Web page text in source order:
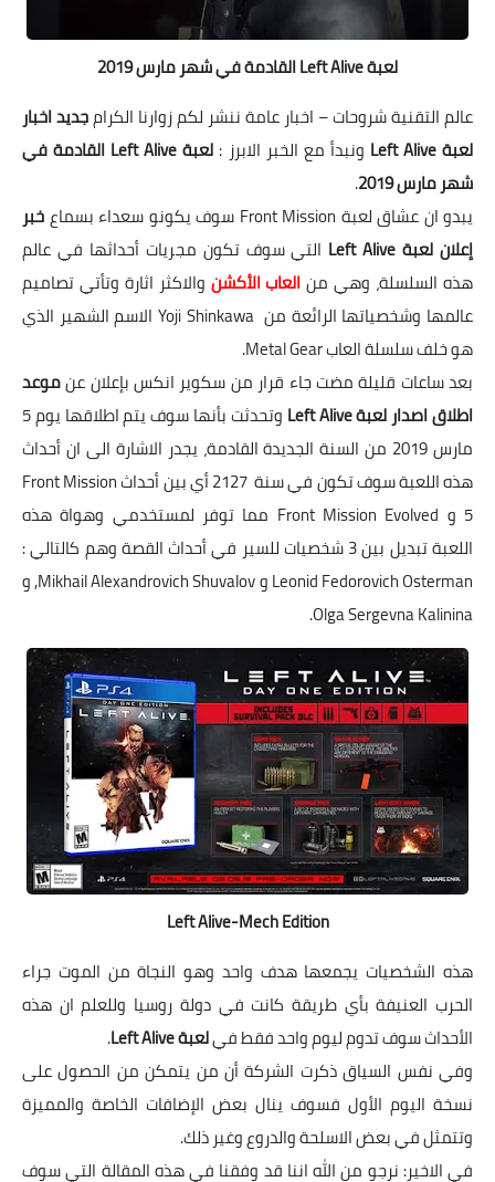
لعبة Left Alive القادمة في شهر مارس 2019
عالم التقنية شروحات – اخبار عامة ننشر لكم زوارنا الكرامجديد اخبار
لعبة Left Alive
ونبدأ مع الخبر الابرز :
لعبة Left Alive القادمة في
شهر مارس 2019
.
يبدو ان عشاقلعبة Front Mission سوف يكونو سعداء بسماع
خبر
إعلان لعبة Left Alive
التي سوف تكون مجريات أحداثها في عالم
هذه السلسلة، وهي منالعاب الأكشن والاكثر اثارة وتأتي تصاميم
عالمها وشخصياتها الرائعة من Yoji Shinkawa الاسم الشهير الذي
هو خلف سلسلة العاب Metal Gear.
بعد ساعات قليلة مضت جاء قرار من سكوير انكس بإعلان عنموعد
اطلاق اصدار لعبة Left Alive
وتحدثت بأنها سوف يتم اطلاقها يوم 5
مارس 2019 من السنة الجديدة القادمة، يجدر الاشارة الى ان أحداث
هذه اللعبة سوف تكون في سنة 2127 أي بين أحداث Front Mission
5 و Front Mission Evolved مما توفر لمستخدمي وهواة هذه
اللعبة تبديل بين 3 شخصيات للسير في أحداث القصة وهم كالتالي :
Leonid Fedorovich Osterman و Mikhail Alexandrovich Shuvalov, و
Olga Sergevna Kalinina.
Left Alive-Mech Edition
هذه الشخصيات يجمعها هدف واحد وهو النجاة من الموت جراء
الحرب العنيفة بأي طريقة كانت في دولة روسيا وللعلم ان هذه
الأحداث سوف تدوم ليوم واحد فقط فيلعبة Left Alive
.
وفي نفس السياق ذكرت الشركة أن من يتمكن من الحصول على
نسخة اليوم الأول فسوف ينال بعض الإضافات الخاصة والمميزة
وتتمثل في بعض الاسلحة والدروع وغير ذلك.
في الاخير: نرجو من الله اننا قد وفقنا في هذه المقالة التي سوف